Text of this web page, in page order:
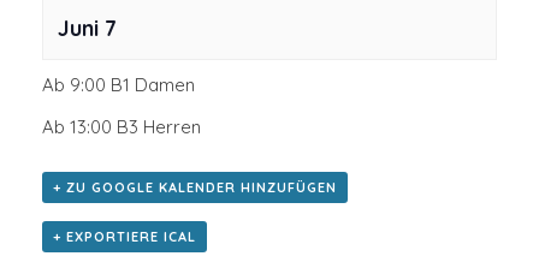
Juni 7
Ab 9:00 B1 Damen
Ab 13:00 B3 Herren
+ ZU GOOGLE KALENDER HINZUFÜGEN
+ EXPORTIERE ICAL